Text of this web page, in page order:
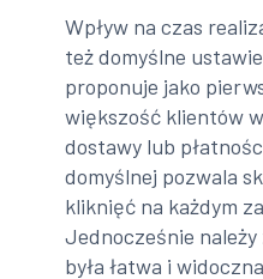
Wpływ na czas
też domyślne
proponuje jako
większość klientów
dostawy lub
domyślnej pozwala
kliknięć na każdym
Jednocześnie
była łatwa i